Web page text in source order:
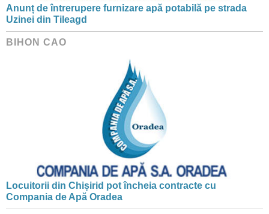
Anunț de întrerupere furnizare apă potabilă pe strada
Uzinei din Tileagd
BIHON CAO
Locuitorii din Chișirid pot încheia contracte cu
Compania de Apă Oradea